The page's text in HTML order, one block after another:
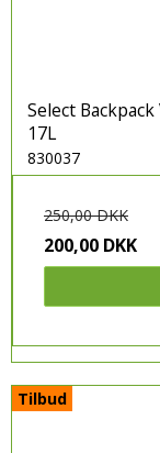
Select
17L
830037
250,00 DKK
200,00 DKK
Tilbud